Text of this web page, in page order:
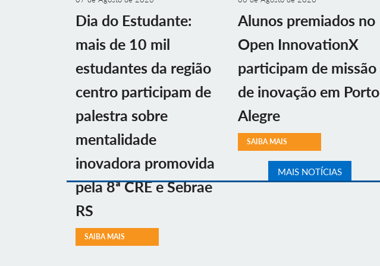
Dia do Estudante:
mais de 10 mil
estudantes da região
centro participam de
palestra sobre
mentalidade
inovadora promovida
pela 8ª CRE e Sebrae
RS
SAIBA MAIS
Alunos premiados no
Open InnovationX
participam de missão
de inovação em Porto
Alegre
SAIBA MAIS
MAIS NOTÍCIAS